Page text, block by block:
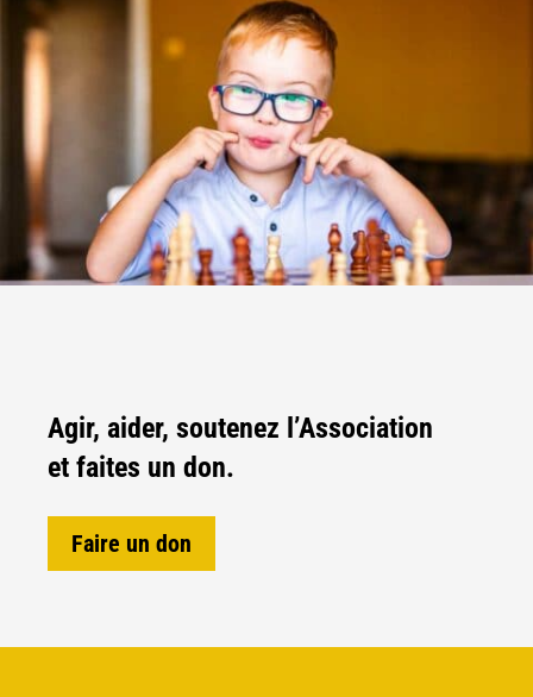
Agir, aider, soutenez l’Association
et faites un don.
Faire un don